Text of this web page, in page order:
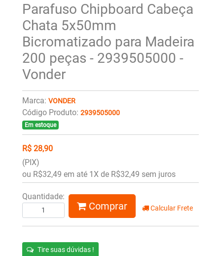
Parafuso Chipboard Cabeça
Chata 5x50mm
Bicromatizado para Madeira
200 peças - 2939505000 -
Vonder
Marca: VONDER
Código Produto: 2939505000
Em estoque
R$ 28,90
(PIX)
ou R$32,49 em até 1X de R$32,49 sem juros
Quantidade:
Comprar Calcular Frete
Tire suas dúvidas !